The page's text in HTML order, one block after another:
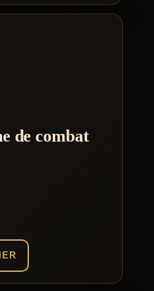
de combat